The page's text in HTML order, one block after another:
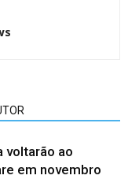
voltarão ao
em novembro